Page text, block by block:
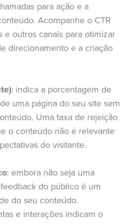
para ação e a
Acompanhe o CTR
e outros canais para otimizar
direcionamento e a criação
: indica a porcentagem de
uma página do seu site sem
Uma taxa de rejeição
o conteúdo não é relevante
do visitante.
: embora não seja uma
do público é um
do seu conteúdo.
e interações indicam o